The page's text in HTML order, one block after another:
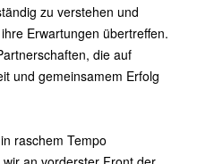
zu verstehen und
Erwartungen übertreffen.
die auf
und gemeinsamem Erfolg
raschem Tempo